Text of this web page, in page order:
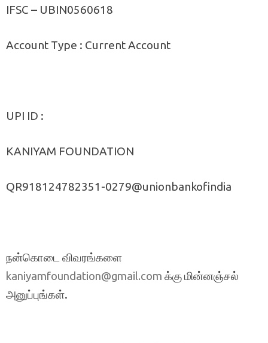
IFSC – UBIN0560618
Account Type : Current Account
UPI ID :
KANIYAM FOUNDATION
QR918124782351-0279@unionbankofindia
நன்கொடை விவரங்களை
kaniyamfoundation@gmail.com க்கு மின்னஞ்சல்
அனுப்புங்கள்.